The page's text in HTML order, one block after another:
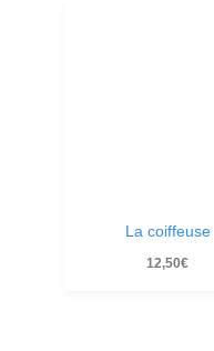
La coiffeuse
12,50€